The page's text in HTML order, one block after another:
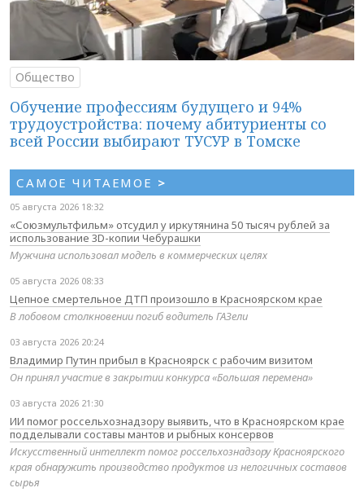
Общество
Обучение профессиям будущего и 94%
трудоустройства: почему абитуриенты со
всей России выбирают ТУСУР в Томске
САМОЕ ЧИТАЕМОЕ >
05 августа 2026 18:32
«Союзмультфильм» отсудил у иркутянина 50 тысяч рублей за
использование 3D-копии Чебурашки
Мужчина использовал модель в коммерческих целях
05 августа 2026 08:33
Цепное смертельное ДТП произошло в Красноярском крае
В лобовом столкновении погиб водитель ГАЗели
03 августа 2026 20:24
Владимир Путин прибыл в Красноярск с рабочим визитом
Он принял участие в закрытии конкурса «Большая перемена»
03 августа 2026 21:30
ИИ помог россельхознадзору выявить, что в Красноярском крае
подделывали составы мантов и рыбных консервов
Искусственный интеллект помог россельхознадзору Красноярского
края обнаружить производство продуктов из нелогичных составов
сырья